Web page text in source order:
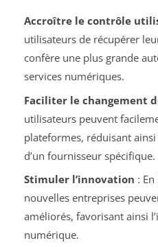
Accroître le contrôle
utilisateurs de récupérer
confère une plus grande
services numériques.
Faciliter le changement
utilisateurs peuvent
plateformes, réduisant
d’un fournisseur spécifique.
Stimuler l’innovation :
nouvelles entreprises
améliorés, favorisant ainsi
numérique.